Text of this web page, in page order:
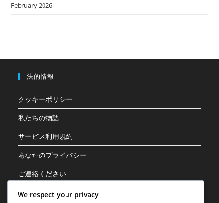
February 2026
法的情報
クッキーポリシー
私たちの物語
サービス利用規約
あなたのプライバシー
ご連絡ください
カテゴリ
We respect your privacy